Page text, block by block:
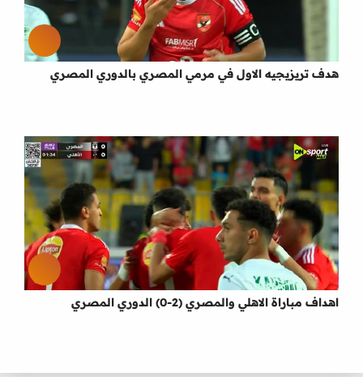
هدف تريزيجيه الاول في مرمي المصري بالدوري المصري
اهداف مباراة الاهلي والمصري (2-0) الدوري المصري